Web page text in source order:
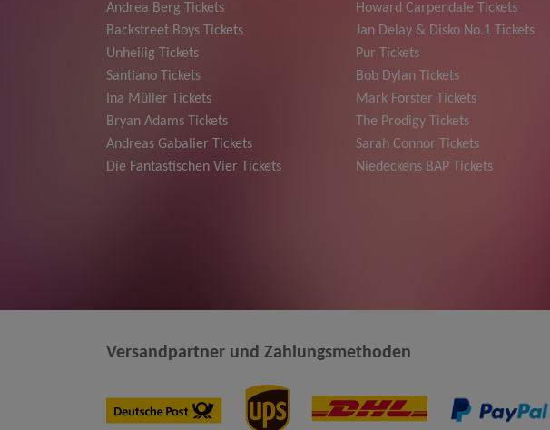
Andrea Berg Tickets
Backstreet Boys Tickets
Unheilig Tickets
Santiano Tickets
Ina Müller Tickets
Bryan Adams Tickets
Andreas Gabalier Tickets
Die Fantastischen Vier Tickets
Howard Carpendale Tickets
Jan Delay & Disko No.1 Tickets
Pur Tickets
Bob Dylan Tickets
Mark Forster Tickets
The Prodigy Tickets
Sarah Connor Tickets
Niedeckens BAP Tickets
Versandpartner und Zahlungsmethoden